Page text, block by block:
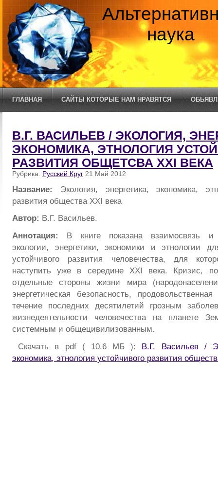
наука
ГЛАВНАЯ САЙТЫ КОТОРЫЕ НАМ НРАВЯТСЯ
В.Г. ВАСИЛЬЕВ / ЭКОЛОГИЯ,
ЭКОНОМИКА, ЭТНОЛОГИЯ
РАЗВИТИЯ ОБЩЕТСВА XXI ВЕКА
Рубрика: Русский Круг 21 Май 2012
Название: Экология, энергетика, экономика,
развития общества XXI века
Автор: В.Г. Васильев.
Аннотация: В книге показана взаимосвязь и
экологии, энергетики, экономики и этнологии
устойчивого развития человечества, для
наступить уже в середине XXI века. Кризис,
отдельные стороны жизни мира
энергетическая безопасность,
течение последних десятилетий грозным
жизнедеятельности человечества на планете
системным и общецивилизованным.
Скачать в pdf ( 10.6 МБ ): В.Г. Васильев /
экономика, этнология устойчивого развития